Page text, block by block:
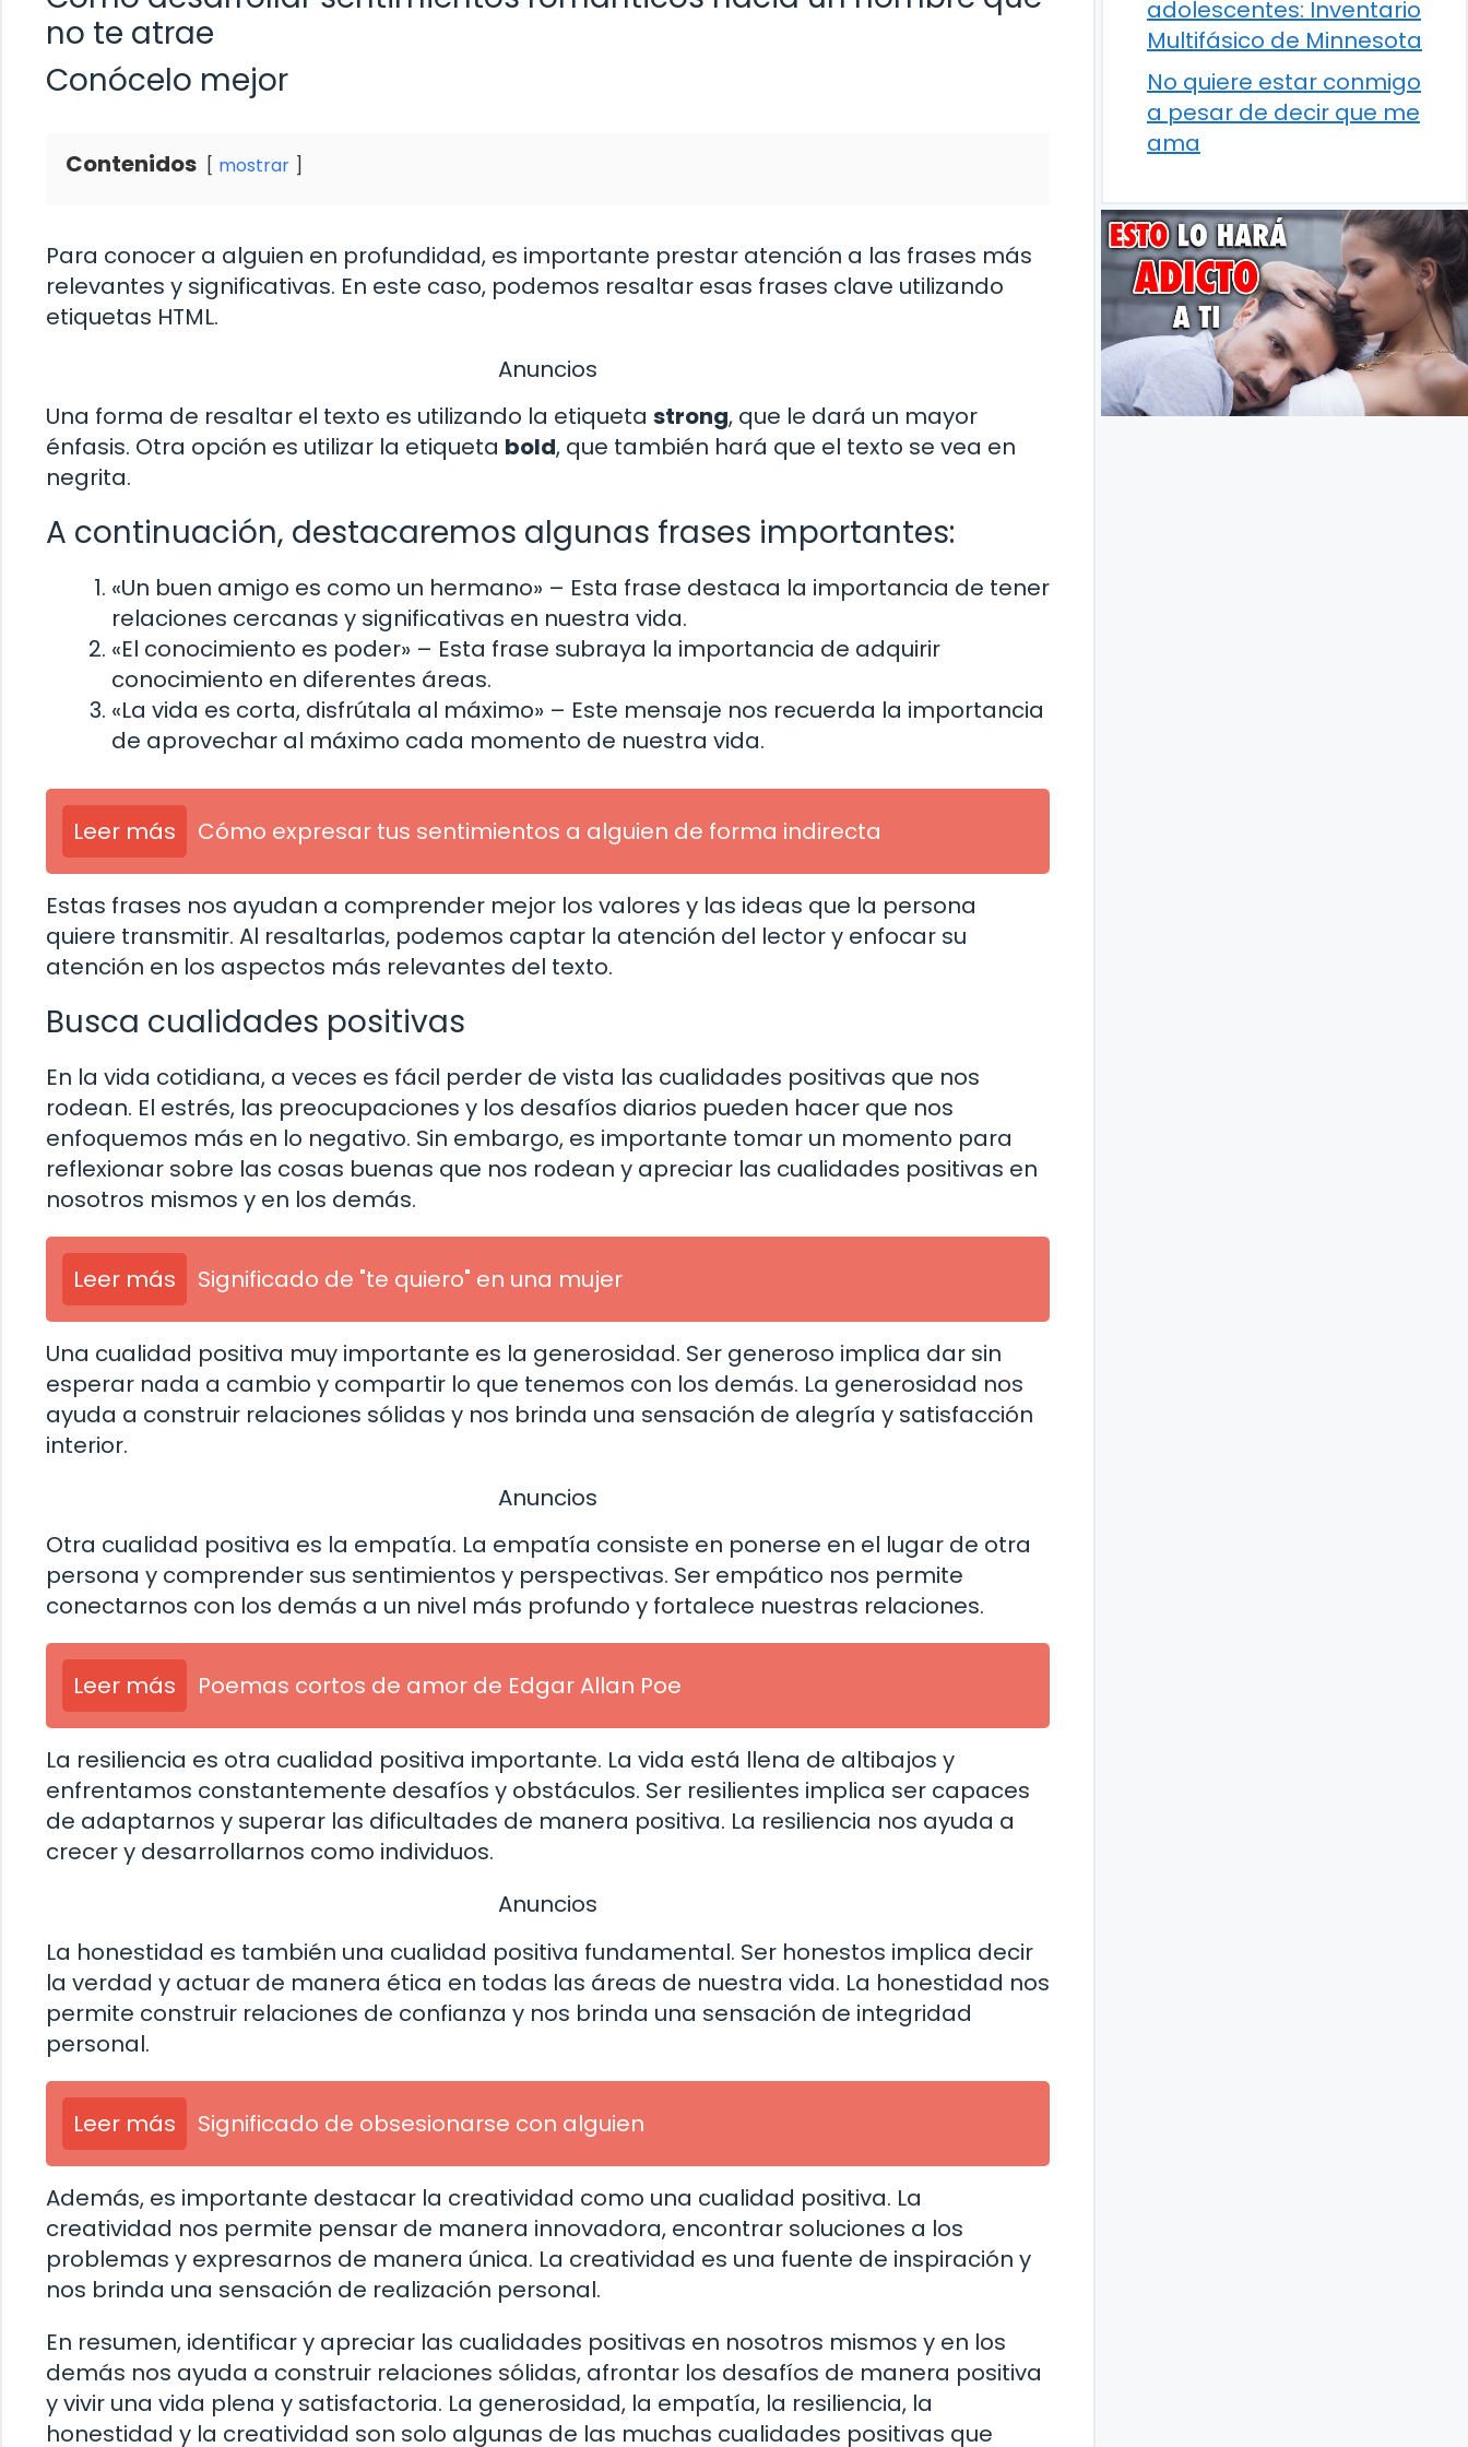
no te atrae
Conócelo mejor
Contenidos mostrar
Para conocer a alguien en profundidad, es importante prestar atención a las frases más
relevantes y significativas. En este caso, podemos resaltar esas frases clave utilizando
etiquetas HTML.
Anuncios
Una forma de resaltar el texto es utilizando la etiqueta strong, que le dará un mayor
énfasis. Otra opción es utilizar la etiqueta bold, que también hará que el texto se vea en
negrita.
A continuación, destacaremos algunas frases importantes:
«Un buen amigo es como un hermano» – Esta frase destaca la importancia de tener
relaciones cercanas y significativas en nuestra vida.
«El conocimiento es poder» – Esta frase subraya la importancia de adquirir
conocimiento en diferentes áreas.
«La vida es corta, disfrútala al máximo» – Este mensaje nos recuerda la importancia
de aprovechar al máximo cada momento de nuestra vida.
Leer más Cómo expresar tus sentimientos a alguien de forma indirecta
Estas frases nos ayudan a comprender mejor los valores y las ideas que la persona
quiere transmitir. Al resaltarlas, podemos captar la atención del lector y enfocar su
atención en los aspectos más relevantes del texto.
Busca cualidades positivas
En la vida cotidiana, a veces es fácil perder de vista las cualidades positivas que nos
rodean. El estrés, las preocupaciones y los desafíos diarios pueden hacer que nos
enfoquemos más en lo negativo. Sin embargo, es importante tomar un momento para
reflexionar sobre las cosas buenas que nos rodean y apreciar las cualidades positivas en
nosotros mismos y en los demás.
Leer más Significado de "te quiero" en una mujer
Una cualidad positiva muy importante es la generosidad. Ser generoso implica dar sin
esperar nada a cambio y compartir lo que tenemos con los demás. La generosidad nos
ayuda a construir relaciones sólidas y nos brinda una sensación de alegría y satisfacción
interior.
Anuncios
Otra cualidad positiva es la empatía. La empatía consiste en ponerse en el lugar de otra
persona y comprender sus sentimientos y perspectivas. Ser empático nos permite
conectarnos con los demás a un nivel más profundo y fortalece nuestras relaciones.
Leer más Poemas cortos de amor de Edgar Allan Poe
La resiliencia es otra cualidad positiva importante. La vida está llena de altibajos y
enfrentamos constantemente desafíos y obstáculos. Ser resilientes implica ser capaces
de adaptarnos y superar las dificultades de manera positiva. La resiliencia nos ayuda a
crecer y desarrollarnos como individuos.
Anuncios
La honestidad es también una cualidad positiva fundamental. Ser honestos implica decir
la verdad y actuar de manera ética en todas las áreas de nuestra vida. La honestidad nos
permite construir relaciones de confianza y nos brinda una sensación de integridad
personal.
Leer más Significado de obsesionarse con alguien
Además, es importante destacar la creatividad como una cualidad positiva. La
creatividad nos permite pensar de manera innovadora, encontrar soluciones a los
problemas y expresarnos de manera única. La creatividad es una fuente de inspiración y
nos brinda una sensación de realización personal.
En resumen, identificar y apreciar las cualidades positivas en nosotros mismos y en los
demás nos ayuda a construir relaciones sólidas, afrontar los desafíos de manera positiva
y vivir una vida plena y satisfactoria. La generosidad, la empatía, la resiliencia, la
honestidad y la creatividad son solo algunas de las muchas cualidades positivas que
adolescentes: Inventario
Multifásico de Minnesota
No quiere estar conmigo
a pesar de decir que me
ama